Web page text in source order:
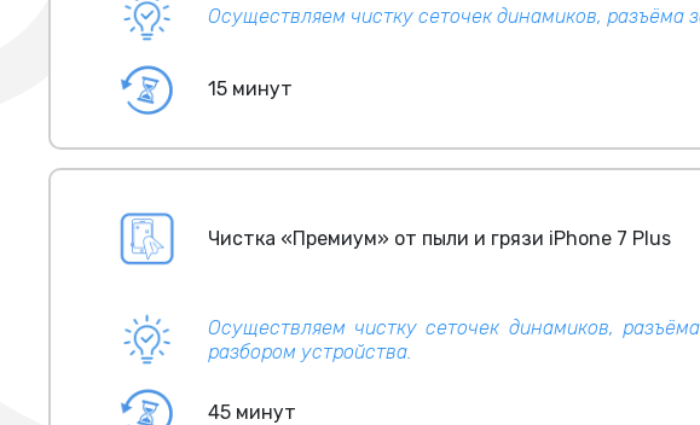
Осуществляем чистку сеточек динамиков, разъёма
15 минут
Чистка «Премиум» от пыли и грязи iPhone 7 Plus
Осуществляем чистку сеточек динамиков,
разбором устройства.
45 минут